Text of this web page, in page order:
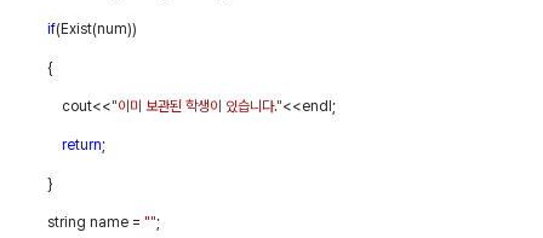
if(Exist(num))
{
cout<<"이미 보관된 학생이 있습니다."<<endl;
return;
}
string name = "";